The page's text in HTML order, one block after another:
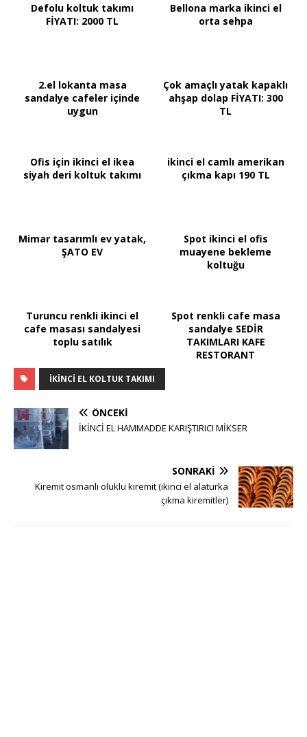
Defolu koltuk takımı
FİYATI: 2000 TL
Bellona marka ikinci el
orta sehpa
2.el lokanta masa
sandalye cafeler içinde
uygun
Çok amaçlı yatak kapaklı
ahşap dolap FİYATI: 300
TL
Ofis için ikinci el ikea
siyah deri koltuk takımı
ikinci el camlı amerikan
çıkma kapı 190 TL
Mimar tasarımlı ev yatak,
ŞATO EV
Spot ikinci el ofis
muayene bekleme
koltuğu
Turuncu renkli ikinci el
cafe masası sandalyesi
toplu satılık
Spot renkli cafe masa
sandalye SEDİR
TAKIMLARI KAFE
RESTORANT
IKINCI EL KOLTUK TAKIMI
ÖNCEKI
İKİNCİ EL HAMMADDE KARIŞTIRICI MİKSER
SONRAKI
Kiremit osmanlı oluklu kiremit (ikinci el alaturka
çıkma kiremitler)